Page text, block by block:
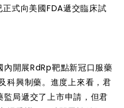
式向美國FDA遞交臨床試
開展RdRp靶點新冠口服藥
科興制藥。進度上來看，君
監局遞交了上市申請，但君